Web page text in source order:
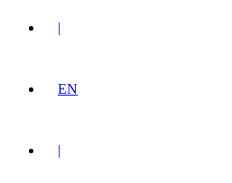
|
EN
|